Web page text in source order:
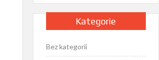
Kategorie
Bez kategorii